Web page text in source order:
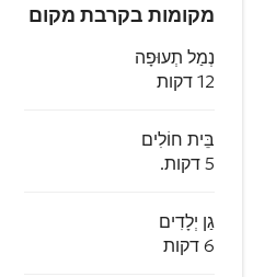
מקומות בקרבת מקום
נְמַל תְעוּפָה
12 דקות
בֵּית חוֹלִים
5 דקות.
גַן יְלָדִים
6 דקות